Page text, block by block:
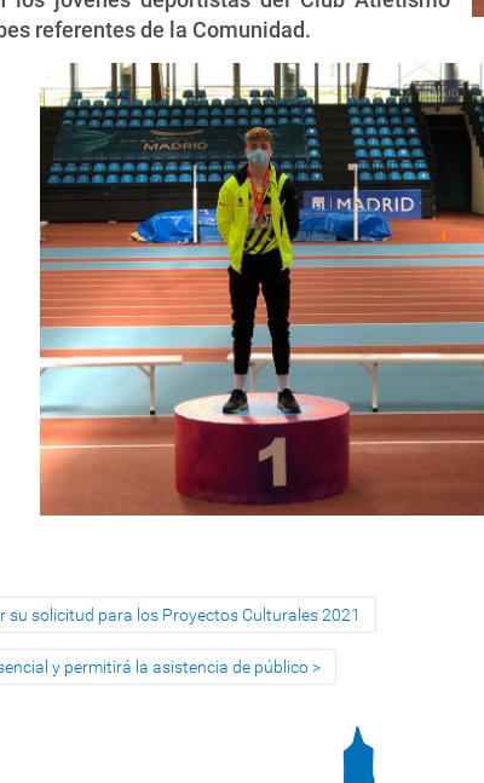
referentes de la Comunidad.
solicitud para los Proyectos Culturales 2021
y permitirá la asistencia de público